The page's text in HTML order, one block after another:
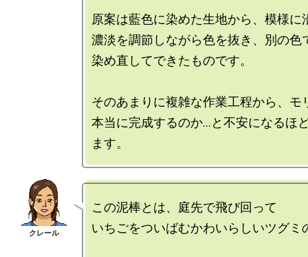
原案は藍色に染めた生地から、模様に
濃淡を調節しながら色を抜き、別の色
染め直してできたものです。
そのあまりに複雑な作業工程から、モ
本当に完成するのか…と不安になるほ
この泥棒とは、庭先で飛び回って
いちごをついばむかわいらしいツグミ